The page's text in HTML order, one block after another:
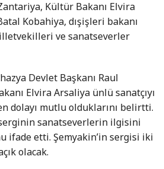
Kültür Bakanı Elvira
Kobahiya, dışişleri bakanı
ve sanatseverler
Devlet Başkanı Raul
Elvira Arsaliya ünlü sanatçıyı
dolayı mutlu olduklarını belirtti.
sanatseverlerin ilgisini
ifade etti. Şemyakin’in sergisi iki
olacak.